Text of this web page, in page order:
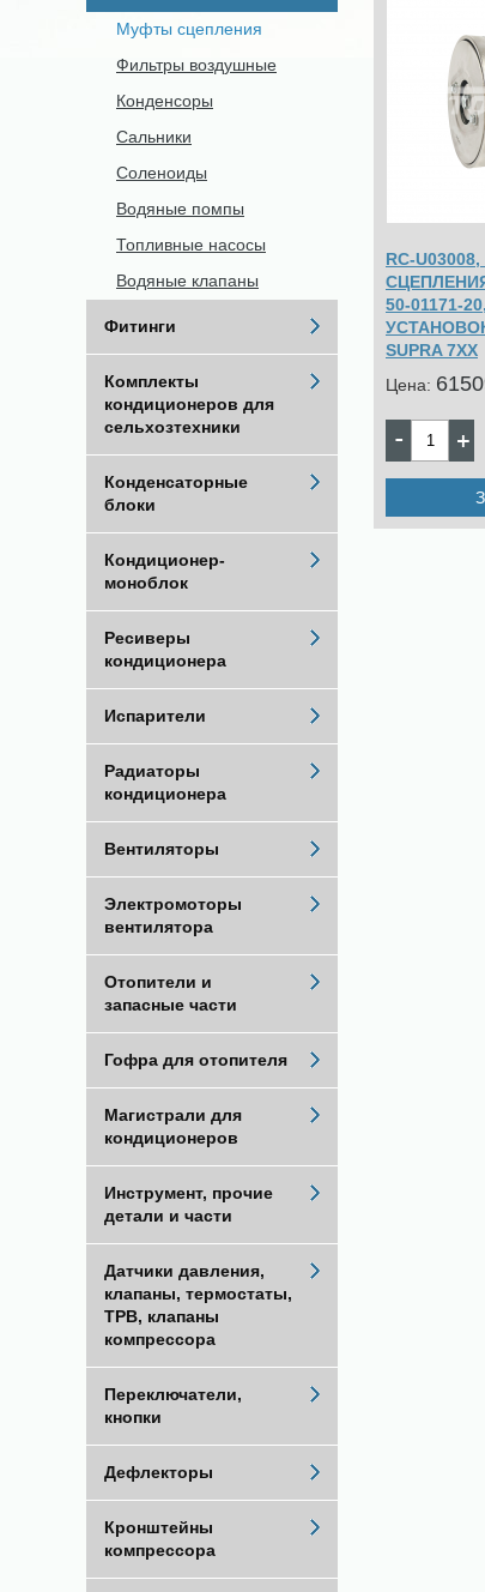
RC-
50-01171-
SUPRA 7XX
Цена:
Муфты сцепления
Фильтры воздушные
Конденсоры
Сальники
Соленоиды
Водяные помпы
Топливные насосы
Водяные клапаны
Фитинги
Комплекты
кондиционеров для
сельхозтехники
Конденсаторные
блоки
Кондиционер-
моноблок
Ресиверы
кондиционера
Испарители
Радиаторы
кондиционера
Вентиляторы
Электромоторы
вентилятора
Отопители и
запасные части
Гофра для отопителя
Магистрали для
кондиционеров
Инструмент, прочие
детали и части
Датчики давления,
клапаны, термостаты,
ТРВ, клапаны
компрессора
Переключатели,
кнопки
Дефлекторы
Кронштейны
компрессора